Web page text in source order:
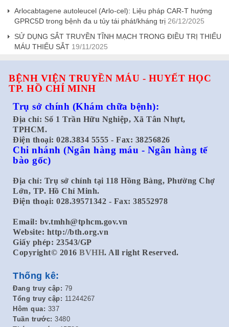
Arlocabtagene autoleucel (Arlo-cel): Liệu pháp CAR-T hướng
GPRC5D trong bệnh đa u tủy tái phát/kháng trị 26/12/2025
SỬ DỤNG SẮT TRUYỀN TĨNH MẠCH TRONG ĐIỀU TRỊ THIẾU
MÁU THIẾU SẮT 19/11/2025
BỆNH VIỆN TRUYỀN MÁU - HUYẾT HỌC
TP. HỒ CHÍ MINH
Trụ sở chính (Khám chữa bệnh):
Địa chỉ: Số 1 Trần Hữu Nghiệp, Xã Tân Nhựt,
TPHCM.
Điện thoại: 028.3834 5555 - Fax: 38256826
Chi nhánh (Ngân hàng máu - Ngân hàng tế
bào gốc)
Địa chỉ: Trụ sở chính tại 118 Hồng Bàng, Phường Chợ
Lớn, TP. Hồ Chí Minh.
Điện thoại: 028.39571342 - Fax: 38552978
Email: bv.tmhh@tphcm.gov.vn
Website: http://bth.org.vn
Giấy phép: 23543/GP
Copyright© 2016 BVHH. All right Reserved.
Thống kê:
Đang truy cập: 79
Tổng truy cập: 11244267
Hôm qua: 337
Tuần trước: 3480